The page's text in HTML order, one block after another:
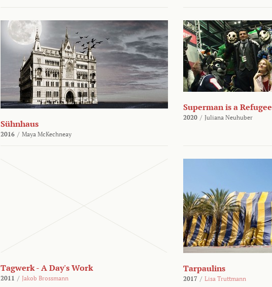
Sühnhaus
2016 / Maya McKechneay
Superman is a Refugee
2020 / Juliana Neuhuber
Tagwerk - A Day's Work
2011 / Jakob Brossmann
Tarpaulins
2017 / Lisa Truttmann